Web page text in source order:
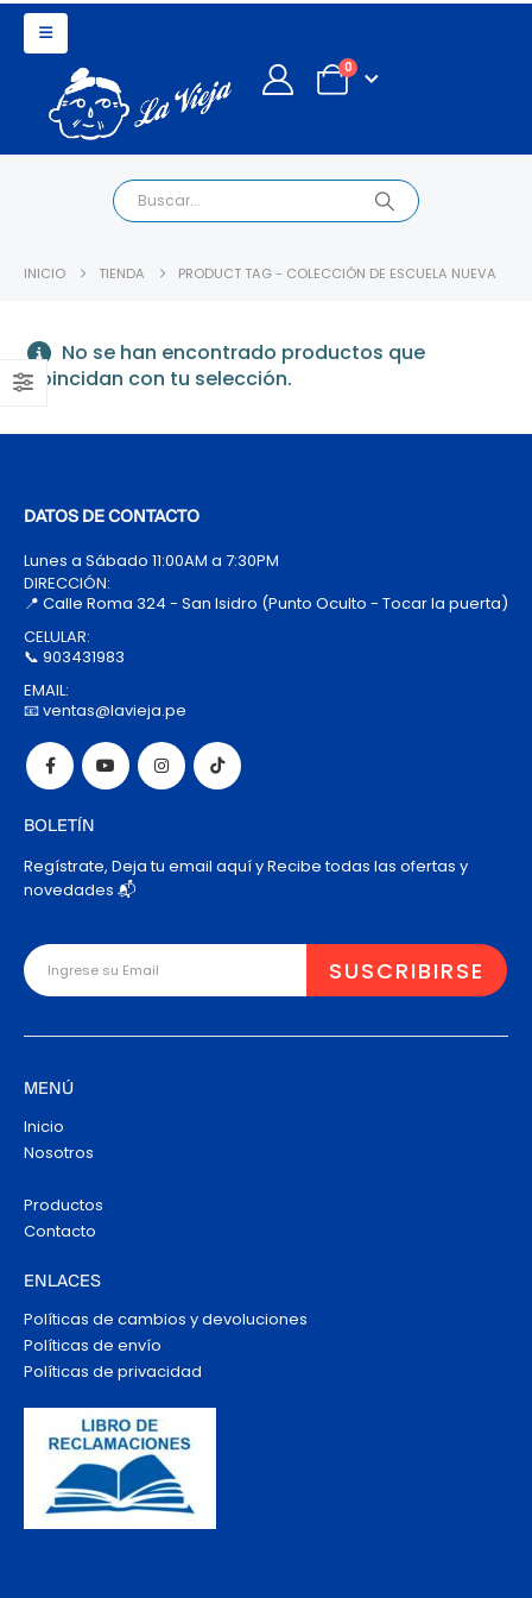
0
INICIO TIENDA PRODUCT TAG - COLECCIÓN DE ESCUELA NUEVA
No se han encontrado productos que
coincidan con tu selección.
DATOS DE CONTACTO
Lunes a Sábado 11:00AM a 7:30PM
DIRECCIÓN:
📍 Calle Roma 324 - San Isidro (Punto Oculto - Tocar la puerta)
CELULAR:
📞 903431983
EMAIL:
📧 ventas@lavieja.pe
BOLETÍN
Regístrate, Deja tu email aquí y Recibe todas las ofertas y
novedades 📬
MENÚ
Inicio
Nosotros
Productos
Contacto
ENLACES
Políticas de cambios y devoluciones
Políticas de envío
Políticas de privacidad